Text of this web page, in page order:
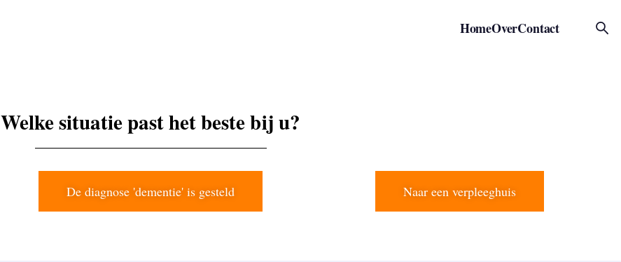
HomeOverContact
Welke situatie past het beste bij u?
De diagnose 'dementie' is gesteld Naar een verpleeghuis